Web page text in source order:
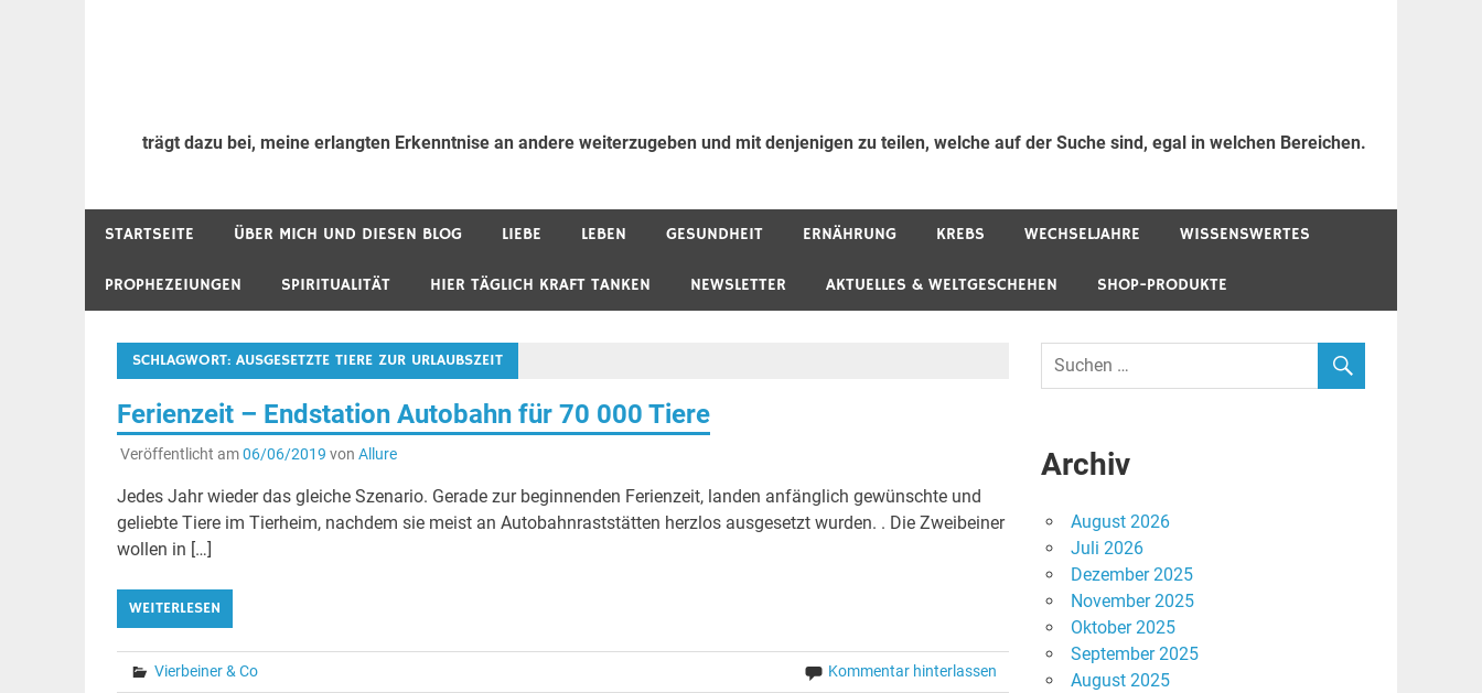
trägt dazu bei, meine erlangten Erkenntnise an andere weiterzugeben und mit denjenigen zu teilen, welche auf der Suche sind, egal in welchen Bereichen.
STARTSEITE ÜBER MICH UND DIESEN BLOG LIEBE LEBEN GESUNDHEIT ERNÄHRUNG KREBS WECHSELJAHRE WISSENSWERTES
PROPHEZEIUNGEN SPIRITUALITÄT HIER TÄGLICH KRAFT TANKEN NEWSLETTER AKTUELLES & WELTGESCHEHEN SHOP-PRODUKTE
SCHLAGWORT: AUSGESETZTE TIERE ZUR URLAUBSZEIT
Ferienzeit – Endstation Autobahn für 70 000 Tiere
Veröffentlicht am06/06/2019 von Allure
Jedes Jahr wieder das gleiche Szenario. Gerade zur beginnenden Ferienzeit, landen anfänglich gewünschte und
geliebte Tiere im Tierheim, nachdem sie meist an Autobahnraststätten herzlos ausgesetzt wurden. . Die Zweibeiner
wollen in […]
WEITERLESEN
Vierbeiner & Co Kommentar hinterlassen
Archiv
August 2026
Juli 2026
Dezember 2025
November 2025
Oktober 2025
September 2025
August 2025